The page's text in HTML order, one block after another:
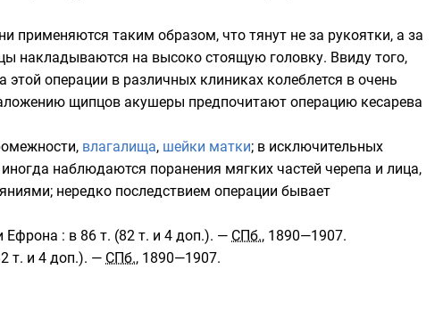
таким образом, что тянут не за рукоятки, а за
накладываются на высоко стоящую головку. Ввиду того,
операции в различных клиниках колеблется в очень
щипцов акушеры предпочитают операцию кесарева
влагалища, шейки матки; в исключительных
наблюдаются поранения мягких частей черепа и лица,
нередко последствием операции бывает
Ефрона : в 86 т. (82 т. и 4 доп.). — СПб., 1890—1907.
т. и 4 доп.). — СПб., 1890—1907.